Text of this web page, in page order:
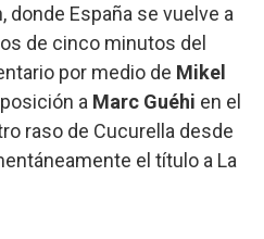
donde España se vuelve a
de cinco minutos del
por medio de Mikel
a Marc Guéhi en el
raso de Cucurella desde
el título a La